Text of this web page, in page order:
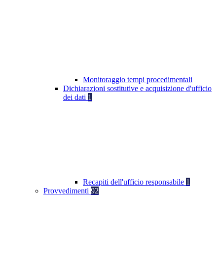
Monitoraggio tempi procedimentali
Dichiarazioni sostitutive e acquisizione d'ufficio
dei dati 1
Recapiti dell'ufficio responsabile 1
Provvedimenti 92